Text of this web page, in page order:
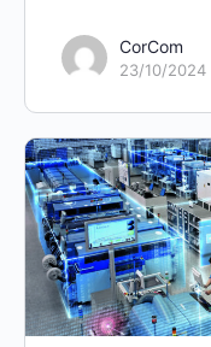
CorCom
23/10/2024